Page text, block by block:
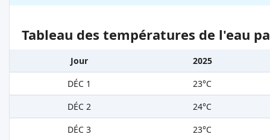
Tableau des températures de l'eau
Jour
2025
DÉC 1
23°C
DÉC 2
24°C
DÉC 3
23°C